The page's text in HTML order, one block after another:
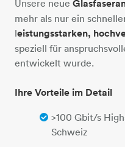
Unsere neue
mehr als nur ein
leistungsstarken,
speziell für
entwickelt wurde.
Ihre Vorteile im Detail
>100 Gbit/s
Schweiz